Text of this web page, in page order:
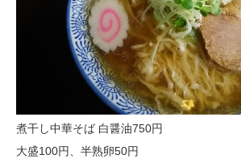
煮干し中華そば 白醤油750円
大盛100円、半熟卵50円